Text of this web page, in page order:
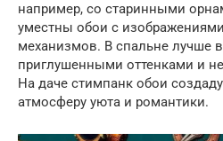
например, со старинными
уместны обои с
механизмов. В спальне лучше
приглушенными оттенками и
На даче стимпанк обои
атмосферу уюта и романтики.